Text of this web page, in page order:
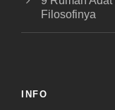
Filosofinya
INFO